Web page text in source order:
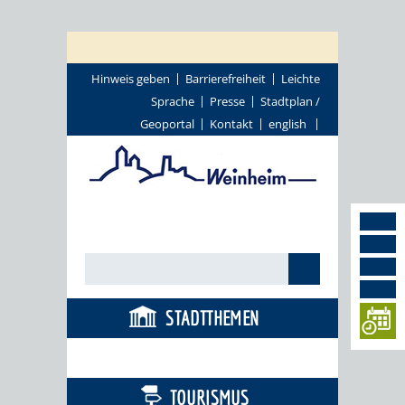
Hinweis geben Barrierefreiheit
Leichte
Sprache
Presse
Stadtplan /
Geoportal
Kontakt english
STADTTHEMEN
TOURISMUS